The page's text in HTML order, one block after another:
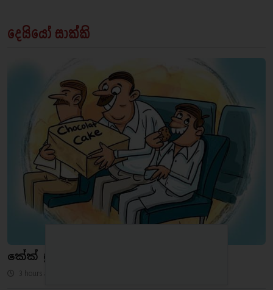
දෙයියෝ සාක්කි
කේක් හුටපටෙන් මඟු‍ලත් හබක්
3 hours ago